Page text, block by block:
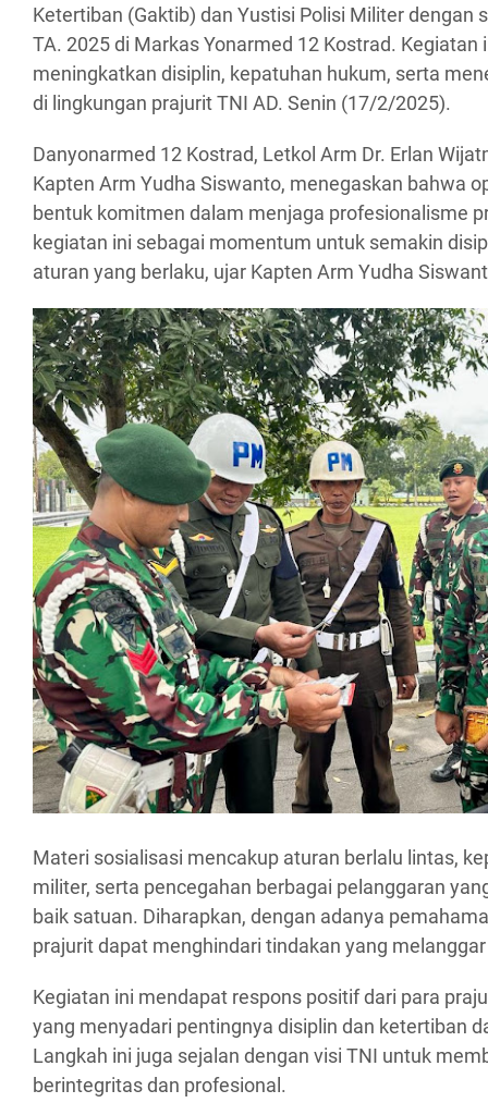
Ketertiban (Gaktib) dan Yustisi Polisi Militer dengan
TA. 2025 di Markas Yonarmed 12 Kostrad. Kegiatan
meningkatkan disiplin, kepatuhan hukum, serta
di lingkungan prajurit TNI AD. Senin (17/2/2025).
Danyonarmed 12 Kostrad, Letkol Arm Dr. Erlan
Kapten Arm Yudha Siswanto, menegaskan bahwa
bentuk komitmen dalam menjaga profesionalisme
kegiatan ini sebagai momentum untuk semakin
aturan yang berlaku, ujar Kapten Arm Yudha
Materi sosialisasi mencakup aturan berlalu lintas,
militer, serta pencegahan berbagai pelanggaran
baik satuan. Diharapkan, dengan adanya
prajurit dapat menghindari tindakan yang
Kegiatan ini mendapat respons positif dari para
yang menyadari pentingnya disiplin dan ketertiban
Langkah ini juga sejalan dengan visi TNI untuk
berintegritas dan profesional.